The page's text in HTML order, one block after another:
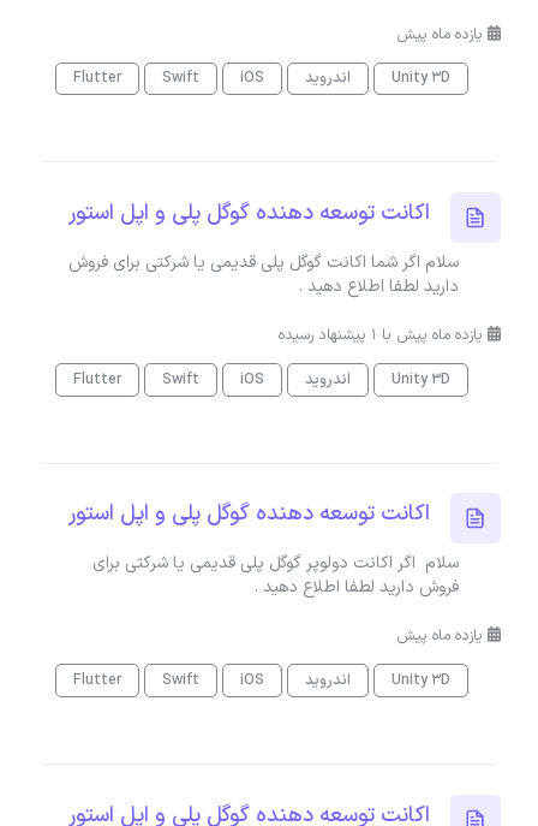
یازده ماه پیش
Unity 3D
اندروید iOS
Swift
Flutter
اکانت توسعه دهنده گوگل پلی و اپل استور
سلام اگر شما اکانت گوگل پلی قدیمی یا شرکتی برای فروش
دارید لطفا اطلاع دهید .
یازده ماه پیش با 1 پیشنهاد رسیده
Unity 3D
اندروید iOS
Swift
Flutter
اکانت توسعه دهنده گوگل پلی و اپل استور
سلام اگر اکانت دولوپر گوگل پلی قدیمی یا شرکتی برای
فروش دارید لطفا اطلاع دهید .
یازده ماه پیش
Unity 3D
اندروید iOS
Swift
Flutter
اکانت توسعه دهنده گوگل پلی و اپل استور